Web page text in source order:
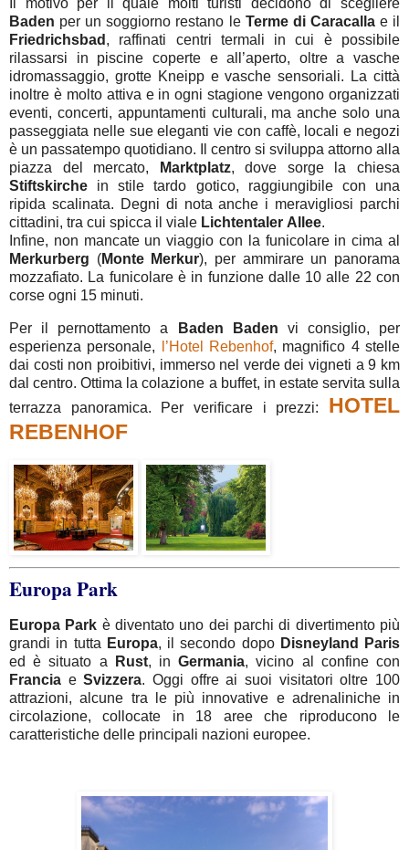
Il motivo per il quale molti turisti decidono di scegliere
Baden per un soggiorno restano le Terme di Caracallae il
Friedrichsbad , raffinati centri termali in cui è possibile
rilassarsi in piscine coperte e all’aperto, oltre a vasche
idromassaggio, grotte Kneipp e vasche sensoriali. La città
inoltre è molto attiva e in ogni stagione vengono organizzati
eventi, concerti, appuntamenti culturali, ma anche solo una
passeggiata nelle sue eleganti vie con caffè, locali e negozi
è un passatempo quotidiano. Il centro si sviluppa attorno alla
piazza del mercato,
Marktplatz, dove sorge la chiesa
Stiftskirche in stile tardo gotico, raggiungibile con una
ripida scalinata. Degni di nota anche i meravigliosi parchi
cittadini, tra cui spicca il viale Lichtentaler Allee.
Infine, non mancate un viaggio con la funicolare in cima al
Merkurberg (Monte Merkur), per ammirare un panorama
mozzafiato. La funicolare è in funzione dalle 10 alle 22 con
corse ogni 15 minuti.
Per il pernottamento a Baden Baden vi consiglio, per
esperienza personale,
l’Hotel Rebenhof, magnifico 4 stelle
dai costi non proibitivi, immerso nel verde dei vigneti a 9 km
dal centro. Ottima la colazione a buffet, in estate servita sulla
terrazza panoramica. Per verificare i prezzi: HOTEL
REBENHOF
Europa Park
Europa Park è diventato uno dei parchi di divertimento più
grandi in tutta Europa, il secondo dopo Disneyland
Paris
ed è situato a
Rust, inGermania, vicino al confine con
Francia eSvizzera.Oggi offre ai suoi visitatori oltre 100
attrazioni, alcune tra le più innovative e adrenaliniche in
circolazione, collocate in 18 aree che riproducono le
caratteristiche delle principali nazioni europee.